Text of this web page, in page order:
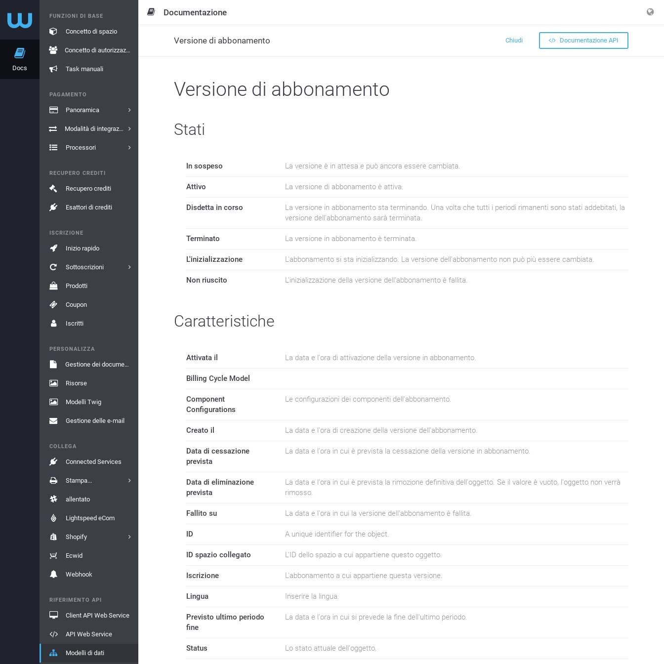
Docs
FUNZIONI DI BASE
Concetto di spazio
Concetto di autorizzazione
Task manuali
PAGAMENTO
Panoramica
Modalità di integrazione
Processori
RECUPERO CREDITI
Recupero crediti
Esattori di crediti
ISCRIZIONE
Inizio rapido
Sottoscrizioni
Prodotti
Coupon
Iscritti
PERSONALIZZA
Gestione dei documenti
Risorse
Modelli Twig
Gestione delle e-mail
COLLEGA
Connected Services
Stampa...
allentato
Lightspeed eCom
Shopify
Ecwid
Webhook
RIFERIMENTO API
Client API Web Service
API Web Service
Modelli di dati
Documentazione
Versione di abbonamento Chiudi Documentazione API
Versione di abbonamento
Stati
In sospeso La versione è in attesa e può ancora essere cambiata.
Attivo La versione di abbonamento è attiva.
Disdetta in corso
La versione in abbonamento sta terminando. Una volta che tutti i periodi rimanenti sono stati addebitati, la
versione dell'abbonamento sarà terminata.
Terminato La versione in abbonamento è terminata.
L'inizializzazione L'abbonamento si sta inizializzando. La versione dell'abbonamento non può più essere cambiata.
Non riuscito L'inizializzazione della versione dell'abbonamento è fallita.
Caratteristiche
Attivata il La data e l'ora di attivazione della versione in abbonamento.
Billing Cycle Model
Component
Configurations
Le configurazioni dei componenti dell'abbonamento.
Creato il La data e l'ora di creazione della versione dell'abbonamento.
Data di cessazione
prevista
La data e l'ora in cui è prevista la cessazione della versione in abbonamento.
Data di eliminazione
prevista
La data e l'ora in cui è prevista la rimozione definitiva dell'oggetto. Se il valore è vuoto, l'oggetto non verrà
rimosso.
Fallito su La data e l'ora in cui la versione dell'abbonamento è fallita.
ID A unique identifier for the object.
ID spazio collegato L'ID dello spazio a cui appartiene questo oggetto.
Iscrizione L'abbonamento a cui appartiene questa versione.
Lingua Inserire la lingua.
Previsto ultimo periodo
fine
La data e l'ora in cui si prevede la fine dell'ultimo periodo.
Status Lo stato attuale dell'oggetto.